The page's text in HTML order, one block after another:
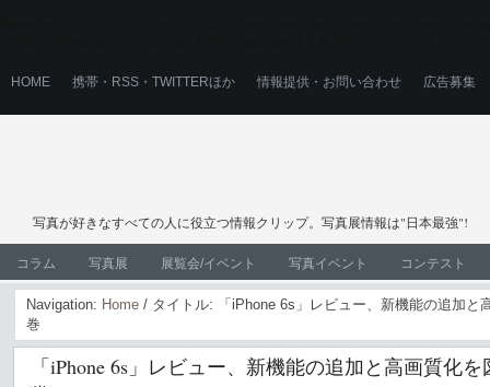
HOME 携帯・RSS・TWITTERほか 情報提供・お問い合わせ 広告募集
写真が好きなすべての人に役立つ情報クリップ。写真展情報は"日本最強"!
コラム 写真展 展覧会/イベント 写真イベント コンテスト
Navigation: Home / タイトル: 「iPhone 6s」レビュー、新機能の追加と
巻
「iPhone 6s」レビュー、新機能の追加と高画質化